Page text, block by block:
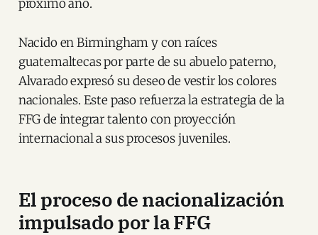
próximo año.
Nacido en Birmingham y con raíces
guatemaltecas por parte de su abuelo paterno,
Alvarado expresó su deseo de vestir los colores
nacionales. Este paso refuerza la estrategia de la
FFG de integrar talento con proyección
internacional a sus procesos juveniles.
El proceso de nacionalización
impulsado por la FFG